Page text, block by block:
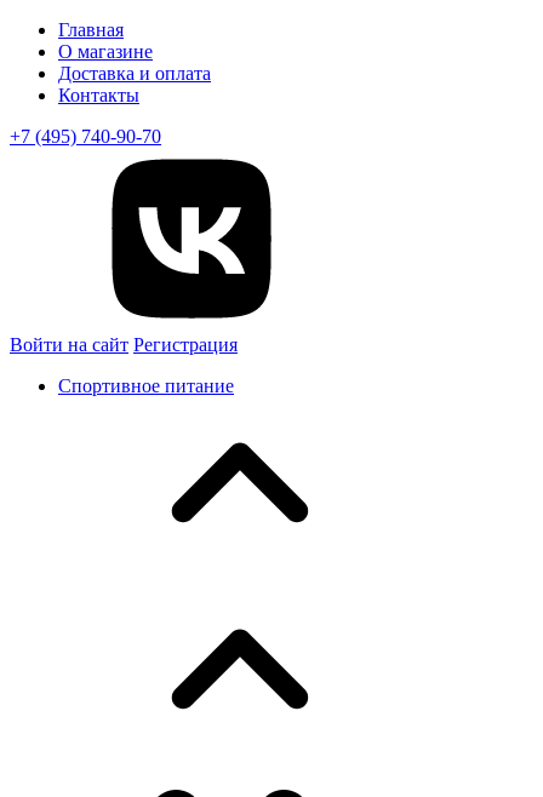
Главная
О магазине
Доставка и оплата
Контакты
+7 (495) 740-90-70
Войти на сайт Регистрация
Спортивное питание